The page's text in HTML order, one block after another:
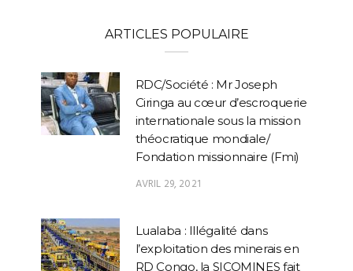
ARTICLES POPULAIRE
RDC/Société : Mr Joseph
Ciringa au cœur d’escroquerie
internationale sous la mission
théocratique mondiale/
Fondation missionnaire (Fmi)
AVRIL 29, 2021
Lualaba : Illégalité dans
l’exploitation des minerais en
RD Congo, la SICOMINES fait